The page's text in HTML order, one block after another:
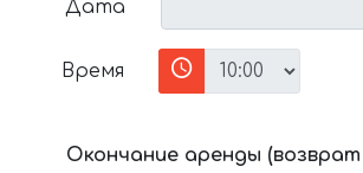
Дата
Время
Окончание аренды